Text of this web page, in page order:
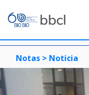
Notas > Noticia